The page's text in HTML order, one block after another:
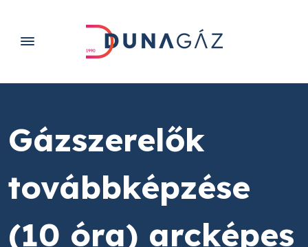
Gázszerelők
továbbképzése
(10 óra) arcképes